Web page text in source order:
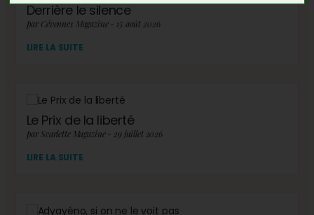
Derrière le silence
par Cévennes Magazine - 15 août 2026
LIRE LA SUITE
Le Prix de la liberté
par Scarlette Magazine - 29 juillet 2026
LIRE LA SUITE